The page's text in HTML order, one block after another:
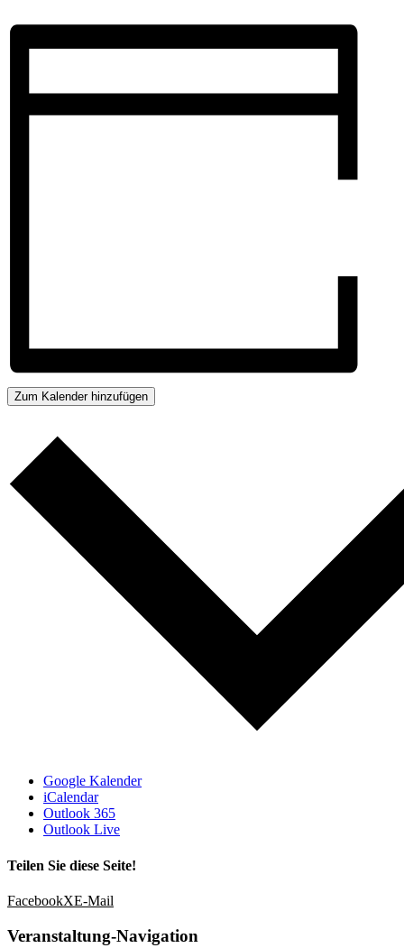
Zum Kalender hinzufügen
Google Kalender
iCalendar
Outlook 365
Outlook Live
Teilen Sie diese Seite!
FacebookXE-Mail
Veranstaltung-Navigation